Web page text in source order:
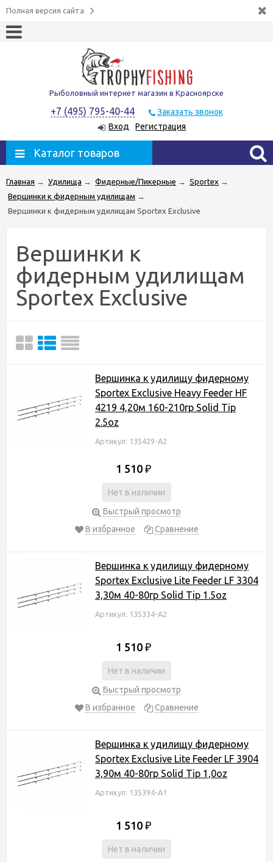
Полная версия сайта
Рыболовный интернет магазин в Красноярске
+7 (495) 795-40-44
Заказать звонок
Вход
Регистрация
Каталог товаров
Главная → Удилища → Фидерные/Пикерные → Sportex →
Вершинки к фидерным удилищам →
Вершинки к фидерным удилищам Sportex Exclusive
Вершинки к
фидерным удилищам
Sportex Exclusive
Вершинка к удилищу фидерному
Sportex Exclusive Heavy Feeder HF
4219 4,20м 160-210гр Solid Tip
2.5oz
Артикул: 135429-А2
1 510 ₽
Нет в наличии
Быстрый просмотр
В избранное
Сравнение
Вершинка к удилищу фидерному
Sportex Exclusive Lite Feeder LF 3304
3,30м 40-80гр Solid Tip 1.5oz
Артикул: 135334-А2
1 510 ₽
Нет в наличии
Быстрый просмотр
В избранное
Сравнение
Вершинка к удилищу фидерному
Sportex Exclusive Lite Feeder LF 3904
3,90м 40-80гр Solid Tip 1,0oz
Артикул: 135394-А1
1 510 ₽
Нет в наличии